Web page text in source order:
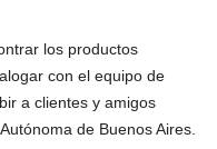
los productos
con el equipo de
a clientes y amigos
de Buenos Aires.